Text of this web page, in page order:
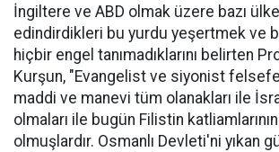
İngiltere ve ABD olmak üzere bazı
edindirdikleri bu yurdu yeşertmek ve
hiçbir engel tanımadıklarını belirten
Kurşun, "Evangelist ve siyonist
maddi ve manevi tüm olanakları ile
olmaları ile bugün Filistin
olmuşlardır. Osmanlı Devleti'ni yıkan